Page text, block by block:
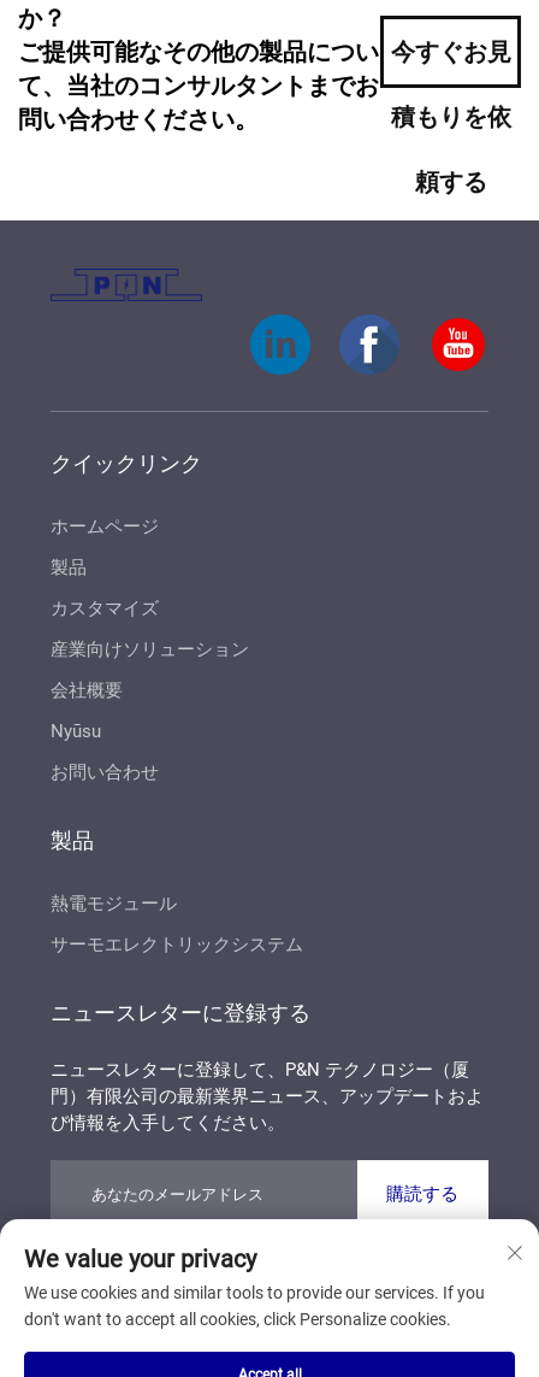
か？
ご提供可能なその他の製品につい
て、当社のコンサルタントまでお
問い合わせください。
今すぐお見
積もりを依
頼する
クイックリンク
ホームページ
製品
カスタマイズ
産業向けソリューション
会社概要
Nyūsu
お問い合わせ
製品
熱電モジュール
サーモエレクトリックシステム
ニュースレターに登録する
ニュースレターに登録して、P&N テクノロジー（厦
門）有限公司の最新業界ニュース、アップデートおよ
び情報を入手してください。
購読する
著作権 © P&N テクノロジー（厦門）有限公司 すべて
の権利を保有しています
プライバシーポリシー
We value your privacy
We use cookies and similar tools to provide our services. If you
don't want to accept all cookies, click Personalize cookies.